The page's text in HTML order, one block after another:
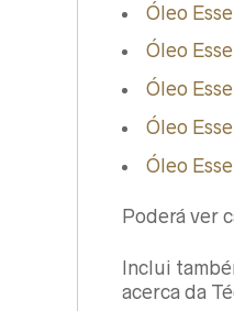
Óleo
Óleo
Óleo
Óleo
Óleo
Poderá ver
Inclui
acerca da